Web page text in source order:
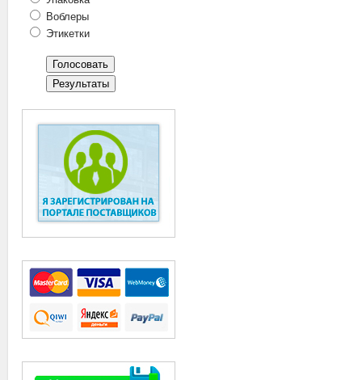
Воблеры
Этикетки